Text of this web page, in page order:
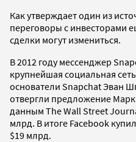
Как утверждает один из
переговоры с инвесторами
сделки могут измениться.
В 2012 году мессенджер
крупнейшая социальная
основатели Snapchat Эван
отвергли предложение
данным The Wall Street
млрд. В итоге Facebook
$19 млрд.